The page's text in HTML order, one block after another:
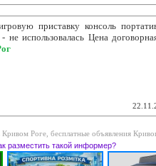
приставку консоль
не использовалась Цена
Кривом Роге бесплатные объявления
разместить такой информер?